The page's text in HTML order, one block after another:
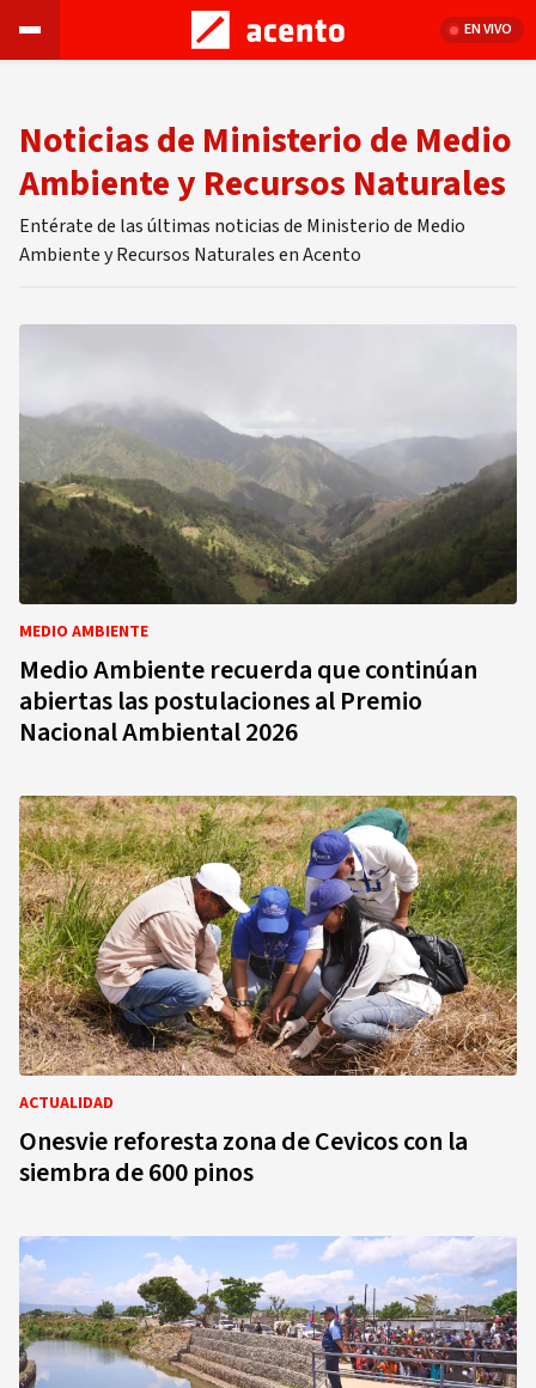
EN VIVO
Noticias de Ministerio de Medio
Ambiente y Recursos Naturales
Entérate de las últimas noticias de Ministerio de Medio
Ambiente y Recursos Naturales en Acento
MEDIO AMBIENTE
Medio Ambiente recuerda que continúan
abiertas las postulaciones al Premio
Nacional Ambiental 2026
ACTUALIDAD
Onesvie reforesta zona de Cevicos con la
siembra de 600 pinos